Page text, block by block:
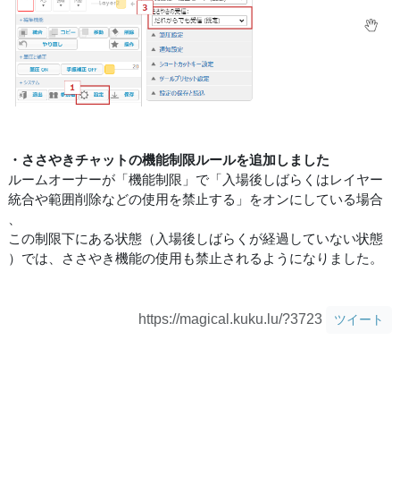
・ささやきチャットの機能制限ルールを追加しました
ルームオーナーが「機能制限」で「入場後しばらくはレイヤー
統合や範囲削除などの使用を禁止する」をオンにしている場合
この制限下にある状態（入場後しばらくが経過していない状態
）では、ささやき機能の使用も禁止されるようになりました。
https://magical.kuku.lu/?3723 ツイート